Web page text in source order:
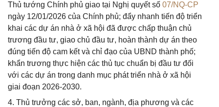
Thủ tướng Chính phủ giao tại Nghị quyết số 07/NQ-CP
ngày 12/01/2026 của Chính phủ; đẩy nhanh tiến độ triển
khai các dự án nhà ở xã hội đã được chấp thuận chủ
trương đầu tư, giao chủ đầu tư, hoàn thành dự án theo
đúng tiến độ cam kết và chỉ đạo của UBND thành phố;
khẩn trương thực hiện các thủ tục chuẩn bị đầu tư đối
với các dự án trong danh mục phát triển nhà ở xã hội
giai đoạn 2026-2030.
4. Thủ trưởng các sở, ban, ngành, địa phương và các